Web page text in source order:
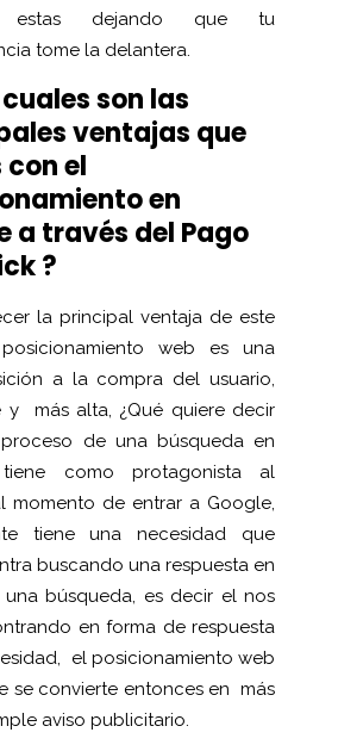
estas dejando que tu
tome la delantera.
cuales son las
ventajas que
el
en
a través del Pago
?
la principal ventaja de este
web es una
a la compra del usuario,
y más alta, ¿Qué quiere decir
de una búsqueda en
tiene como protagonista al
momento de entrar a Google,
tiene una necesidad que
buscando una respuesta en
búsqueda, es decir el nos
en forma de respuesta
el posicionamiento web
se convierte entonces en más
aviso publicitario.